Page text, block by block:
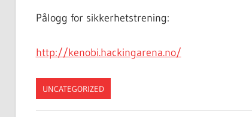
Pålogg for sikkerhetstrening:
http://kenobi.hackingarena.no/
UNCATEGORIZED